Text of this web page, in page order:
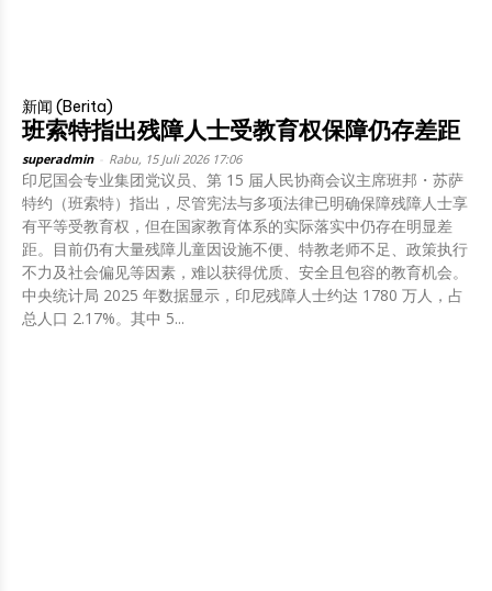
新闻 (Berita)
班索特指出残障人士受教育权保障仍存差距
superadmin Rabu, 15 Juli 2026 17:06
印尼国会专业集团党议员、第 15 届人民协商会议主席班邦・苏萨
特约（班索特）指出，尽管宪法与多项法律已明确保障残障人士享
有平等受教育权，但在国家教育体系的实际落实中仍存在明显差
距。目前仍有大量残障儿童因设施不便、特教老师不足、政策执行
不力及社会偏见等因素，难以获得优质、安全且包容的教育机会。
中央统计局 2025 年数据显示，印尼残障人士约达 1780 万人，占
总人口 2.17%。其中 5...